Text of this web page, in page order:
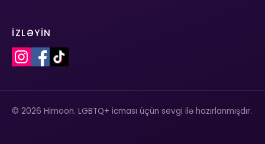
İZLƏYIN
© 2026 Himoon. LGBTQ+ icması üçün sevgi ilə hazırlanmışdır.